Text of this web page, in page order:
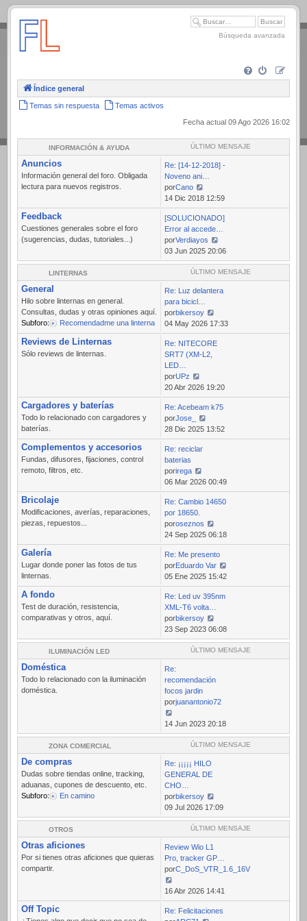
.
Búsqueda avanzada
Índice general
Temas sin respuesta
Temas activos
Fecha actual 09 Ago 2026 16:02
INFORMACIÓN & AYUDA ÚLTIMO MENSAJE
Anuncios
Información general del foro. Obligada
lectura para nuevos registros.
Re: [14-12-2018] -
Noveno ani…
porCano
Ver
último
mensaje
14 Dic 2018 12:59
Feedback
Cuestiones generales sobre el foro
(sugerencias, dudas, tutoriales...)
[SOLUCIONADO]
Error al accede…
porVerdiayos
Ver
último
mensaje
03 Jun 2025 20:06
LINTERNAS ÚLTIMO MENSAJE
General
Hilo sobre linternas en general.
Consultas, dudas y otras opiniones aquí.
Subforo:
Recomendadme una linterna
Re: Luz delantera
para bicicl…
porbikersoy
Ver
último
mensaje
04 May 2026 17:33
Reviews de Linternas
Sólo reviews de linternas.
Re: NITECORE
SRT7 (XM-L2,
LED…
porUPz
Ver
último
mensaje
20 Abr 2026 19:20
Cargadores y baterías
Todo lo relacionado con cargadores y
baterías.
Re: Acebeam k75
porJose_
Ver
último
mensaje
28 Dic 2025 13:52
Complementos y accesorios
Fundas, difusores, fijaciones, control
remoto, filtros, etc.
Re: reciclar
baterias
porirega
Ver
último
mensaje
06 Mar 2026 00:49
Bricolaje
Modificaciones, averías, reparaciones,
piezas, repuestos...
Re: Cambio 14650
por 18650.
poroseznos
Ver
último
mensaje
24 Sep 2025 06:18
Galería
Lugar donde poner las fotos de tus
linternas.
Re: Me presento
porEduardo Var
Ver
último
mensaje
05 Ene 2025 15:42
A fondo
Test de duración, resistencia,
comparativas y otros, aquí.
Re: Led uv 395nm
XML-T6 volta…
porbikersoy
Ver
último
mensaje
23 Sep 2023 06:08
ILUMINACIÓN LED ÚLTIMO MENSAJE
Doméstica
Todo lo relacionado con la iluminación
doméstica.
Re:
recomendación
focos jardin
porjuanantonio72
Ver
último
mensaje
14 Jun 2023 20:18
ZONA COMERCIAL ÚLTIMO MENSAJE
De compras
Dudas sobre tiendas online, tracking,
aduanas, cupones de descuento, etc.
Subforo:
En camino
Re: ¡¡¡¡¡ HILO
GENERAL DE
CHO…
porbikersoy
Ver
último
mensaje
09 Jul 2026 17:09
OTROS ÚLTIMO MENSAJE
Otras aficiones
Por si tienes otras aficiones que quieras
compartir.
Review Wio L1
Pro, tracker GP…
porC_DoS_VTR_1.6_16V
Ver
último
mensaje
16 Abr 2026 14:41
Off Topic
Re: Felicitaciones